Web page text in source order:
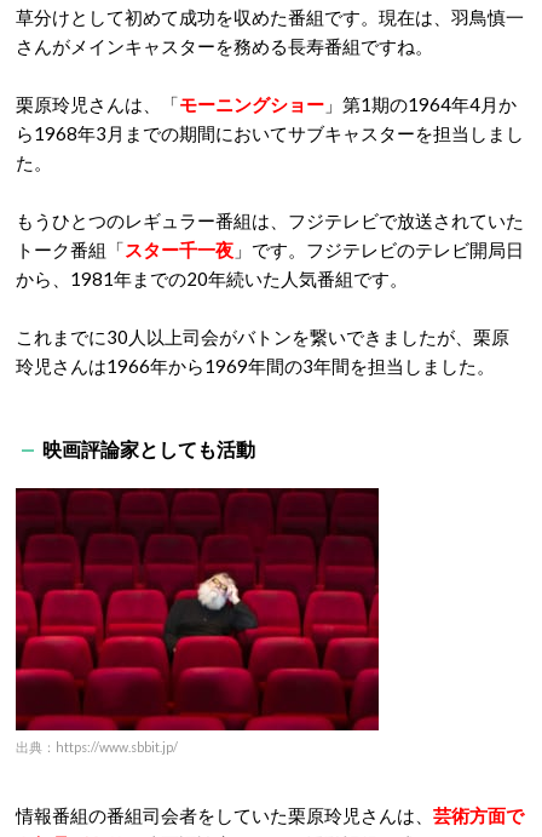
草分けとして初めて成功を収めた番組です。現在は、羽鳥慎一
さんがメインキャスターを務める長寿番組ですね。
栗原玲児さんは、「モーニングショー 」第1期の1964年4月か
ら1968年3月までの期間においてサブキャスターを担当しまし
た。
もうひとつのレギュラー番組は、フジテレビで放送されていた
トーク番組「スター千一夜 」です。フジテレビのテレビ開局日
から、1981年までの20年続いた人気番組です。
これまでに30人以上司会がバトンを繋いできましたが、栗原
玲児さんは1966年から1969年間の3年間を担当しました。
映画評論家としても活動
出典：https://www.sbbit.jp/
情報番組の番組司会者をしていた栗原玲児さんは、 芸術方面で